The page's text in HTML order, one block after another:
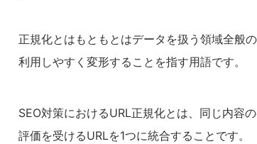
正規化とはもともとはデータを扱う領域全般
利用しやすく変形することを指す用語です。
SEO対策におけるURL正規化とは、同じ内容
評価を受けるURLを1つに統合することです。